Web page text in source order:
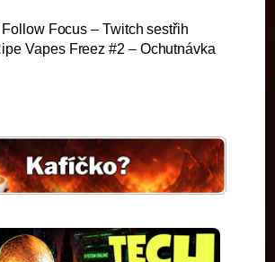
Focus – Twitch sestřih
Vapes Freez #2 – Ochutnávka